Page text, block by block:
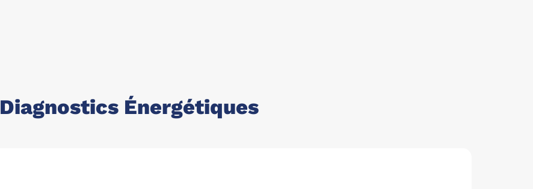
Diagnostics Énergétiques